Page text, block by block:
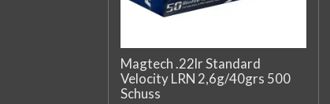
Magtech .22lr Standard
Velocity LRN 2,6g/40grs 500
Schuss